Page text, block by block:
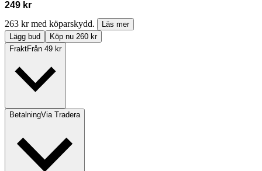
249 kr
263 kr med köparskydd.
Läs mer
Lägg bud
Köp nu 260 kr
FraktFrån 49 kr
BetalningVia Tradera